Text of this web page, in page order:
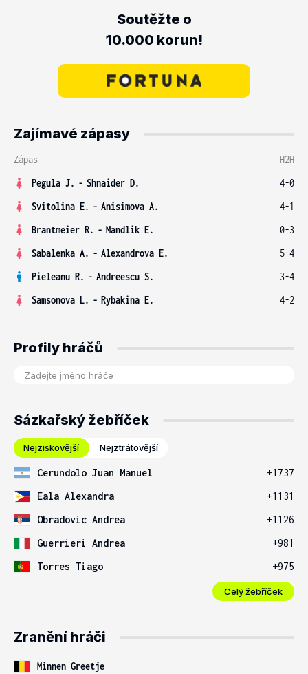
Soutěžte o
10.000 korun!
Zajímavé zápasy
Zápas
H2H
Pegula J. - Shnaider D.
4-0
Svitolina E. - Anisimova A.
4-1
Brantmeier R. - Mandlik E.
0-3
Sabalenka A. - Alexandrova E.
5-4
Pieleanu R. - Andreescu S.
3-4
Samsonova L. - Rybakina E. 4-2
Profily hráčů
Sázkařský žebříček
Nejziskovější Nejztrátovější
Cerundolo Juan Manuel
+1737
Eala Alexandra
+1131
Obradovic Andrea
+1126
Guerrieri Andrea
+981
Torres Tiago
+975
Celý žebříček
Zranění hráči
Minnen Greetje